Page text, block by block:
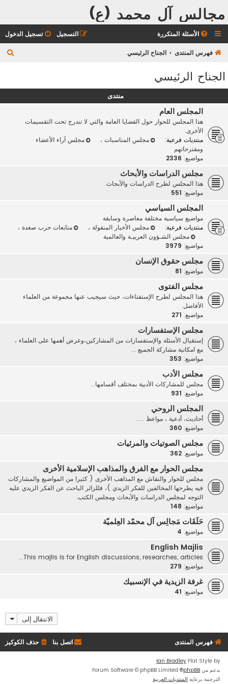
مجالس آل محمد (ع)
الأسئلة المتكررة تسجيل الدخول التسجيل
فهرس المنتدى الجناح الرئيسي
الجناح الرئيسي
منتدى
المجلس العام
هذا المجلس للحوار حول القضايا العامة والتي لا تندرج تحت التقسيمات
الأخرى.
منتديات فرعية:
مجلس المناسبات ،
مجلس آراء الأعضاء
ومقترحاتهم
مواضيع: 2336
مجلس الدراسات والأبحاث
هذا المجلس لطرح الدراسات والأبحاث.
مواضيع: 551
المجلس السياسي
مواضيع سياسية مختلفة معاصرة وسابقة
منتديات فرعية:
مجلس الأخبار المنقولة ، متابعات حرب صعدة ،
مجلس الشـؤون العربيـة والعالمية
مواضيع: 3979
مجلس حقوق الإنسان
مواضيع: 81
مجلس الفتوى
هذا المجلس لطرح الإستفتاءات، حيث سيجيب عنها مجموعة من العلماء
الأفاضل.
مواضيع: 271
مجلس الإستفسارات
إستقبال الأسئلة والإستفسارات من المشاركين،وعرض أهمها على العلماء ،
مع امكانية مشاركة الجميع ...
مواضيع: 353
مجلس الأدب
مجلس للمشاركات الأدبية بمختلف أقسامها...
مواضيع: 931
المجلس الروحي
أحاديث، أدعية ، مواعظ .....
مواضيع: 360
مجلس الصوتيات والمرئيات
مواضيع: 362
مجلس الحوار مع الفرق والمذاهب الإسلامية الأخرى
مجلس للحوار والنقاش مع المذاهب الأخرى ( كثيرا من المواضيع والمشاركات
فيه يطرحها المخالفين للفكر الزيدي )، فللزائر الباحث عن الفكر الزيدي عليه
التوجه لمجلس الدراسات والأبحاث ومجلس الكتب.
مواضيع: 148
حَلَقَات مَجالِس آل محمّد العِلميّة
مواضيع: 4
English Majlis
This majlis is for English discussions, researches, articles...
مواضيع: 279
غرفة الزيدية في الإنسبيك
مواضيع: 41
الانتقال إلى
فهرس المنتدى حذف الكوكيز اتصل بنا
Flat Style by
Ian Bradley
بدعم من phpBB
® Forum Software © phpBB Limited
الترجمة برعاية المنتديات العربية